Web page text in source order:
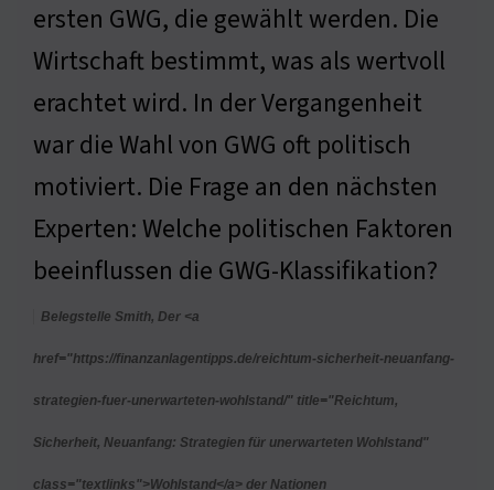
ersten GWG, die gewählt werden. Die
Wirtschaft bestimmt, was als wertvoll
erachtet wird. In der Vergangenheit
war die Wahl von GWG oft politisch
motiviert. Die Frage an den nächsten
Experten: Welche politischen Faktoren
beeinflussen die GWG-Klassifikation?
Belegstelle Smith, Der <a
href="https://finanzanlagentipps.de/reichtum-sicherheit-neuanfang-
strategien-fuer-unerwarteten-wohlstand/" title="Reichtum,
Sicherheit, Neuanfang: Strategien für unerwarteten Wohlstand"
class="textlinks">Wohlstand</a> der Nationen